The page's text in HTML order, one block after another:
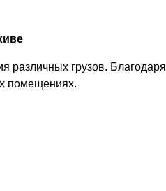
различных грузов. Благодаря
помещениях.